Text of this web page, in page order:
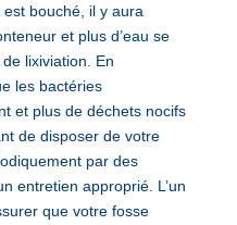
bouché, il y aura
et plus d’eau se
lixiviation. En
les bactéries
et plus de déchets nocifs
de disposer de votre
par des
entretien approprié. L’un
que votre fosse